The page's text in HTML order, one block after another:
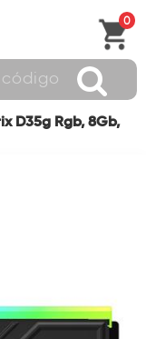
0
D35g Rgb, 8Gb,